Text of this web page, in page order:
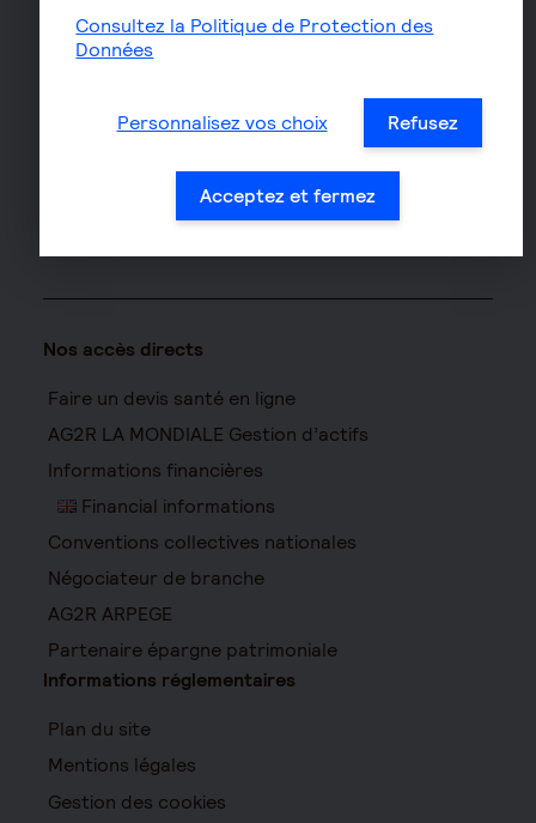
Assurance propriétaire
non occupant
Responsabilité civile Pro
Assurance moto
Nos accès directs
Faire un devis santé en ligne
AG2R LA MONDIALE Gestion d’actifs
Informations financières
Financial informations
Conventions collectives nationales
Négociateur de branche
AG2R ARPEGE
Partenaire épargne patrimoniale
Informations réglementaires
Plan du site
Mentions légales
Gestion des cookies
Consultez la Politique de Protection des
Données
Personnalisez vos choix Refusez
Acceptez et fermez